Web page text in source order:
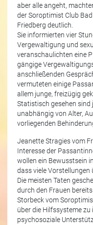
aber alle angeht,
der Soroptimist Club
Friedberg deutlich.
Sie informierten vier
Vergewaltigung und
veranschaulichten eine
gängige
anschließenden
vermuteten einige
allem junge, freizügig
Statistisch gesehen sind
unabhängig von Alter,
vorliegenden
Jeanette Stragies vom
Interesse der
wollen ein Bewusstsein
dass viele Vorstellungen
Die meisten Taten
durch den Frauen
Storbeck vom
über die Hilfssysteme
psychosoziale